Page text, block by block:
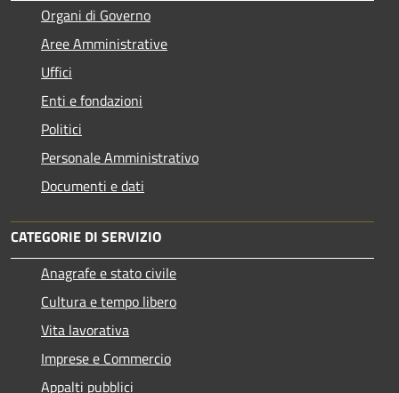
Organi di Governo
Aree Amministrative
Uffici
Enti e fondazioni
Politici
Personale Amministrativo
Documenti e dati
CATEGORIE DI SERVIZIO
Anagrafe e stato civile
Cultura e tempo libero
Vita lavorativa
Imprese e Commercio
Appalti pubblici